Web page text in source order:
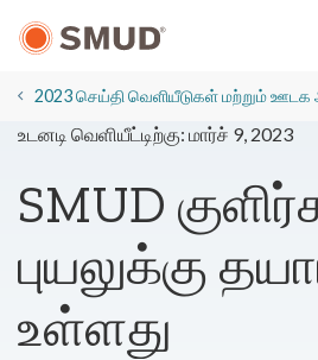
உள்ளடக்கத்திற்கு
2023 செய்தி வெளியீடுகள் மற்றும்
உடனடி வெளியீட்டிற்கு: மார்ச் 9, 2023
SMUD
புயலுக்கு
உள்ளது